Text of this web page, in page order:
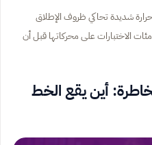
شديدة تحاكي ظروف الإطلاق
الاختبارات على محركاتها قبل أن
أين يقع الخط